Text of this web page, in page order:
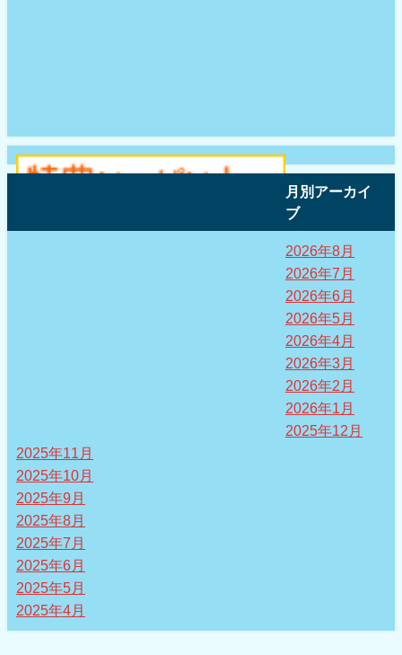
月別アーカイ
ブ
2026年8月
2026年7月
2026年6月
2026年5月
2026年4月
2026年3月
2026年2月
2026年1月
2025年12月
2025年11月
2025年10月
2025年9月
2025年8月
2025年7月
2025年6月
2025年5月
2025年4月